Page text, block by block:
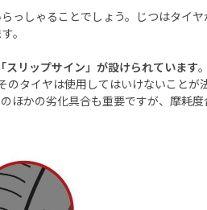
っしゃることでしょう。じつはタイ
。
スリップサイン」が設けられています
のタイヤは使用してはいけないことが
ほかの劣化具合も重要ですが、摩耗